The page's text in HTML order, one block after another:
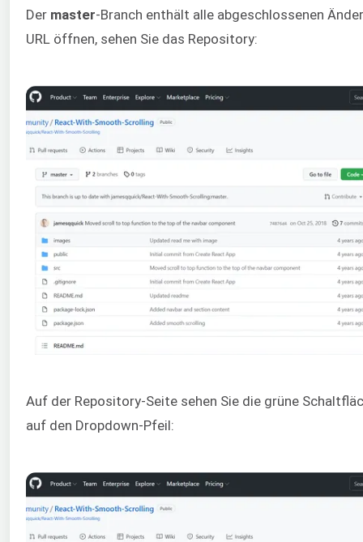
Der master-Branch enthält alle abgeschlossenen
URL öffnen, sehen Sie das Repository:
Auf der Repository-Seite sehen Sie die grüne
auf den Dropdown-Pfeil: